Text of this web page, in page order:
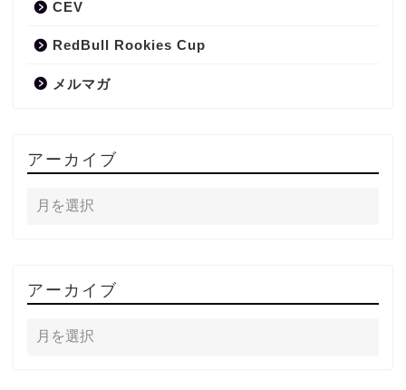
CEV
RedBull Rookies Cup
メルマガ
アーカイブ
アーカイブ